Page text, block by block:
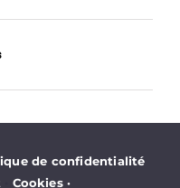
de confidentialité
Cookies·